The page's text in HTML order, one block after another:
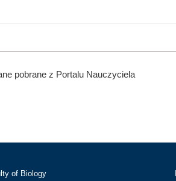
pobrane z Portalu Nauczyciela
of Biology